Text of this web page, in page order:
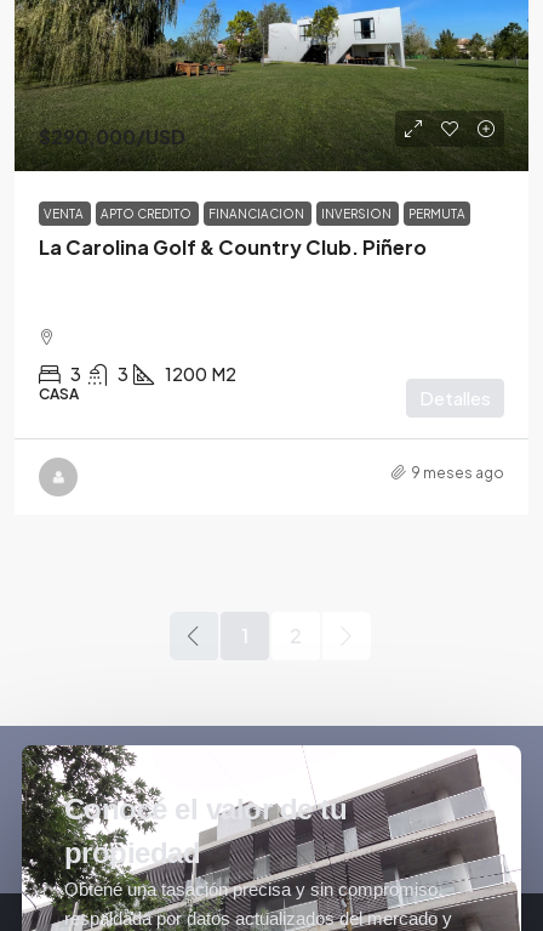
$290,000/USD
VENTA APTO CREDITO FINANCIACION INVERSION PERMUTA
La Carolina Golf & Country Club. Piñero
3 3 1200 M2
CASA Detalles
9 meses ago
1 2
Conocé el valor de tu
propiedad
Obtené una tasación precisa y sin compromiso,
respaldada por datos actualizados del mercado y